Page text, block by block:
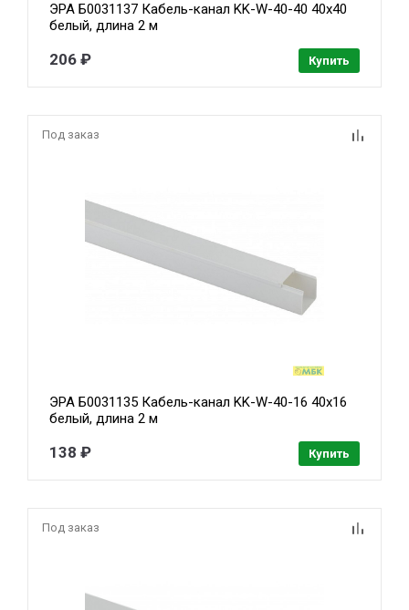
ЭРА Б0031137 Кабель-канал KK-W-40-40 40x40
белый, длина 2 м
206 ₽ Купить
Под заказ
ЭРА Б0031135 Кабель-канал KK-W-40-16 40x16
белый, длина 2 м
138 ₽ Купить
Под заказ